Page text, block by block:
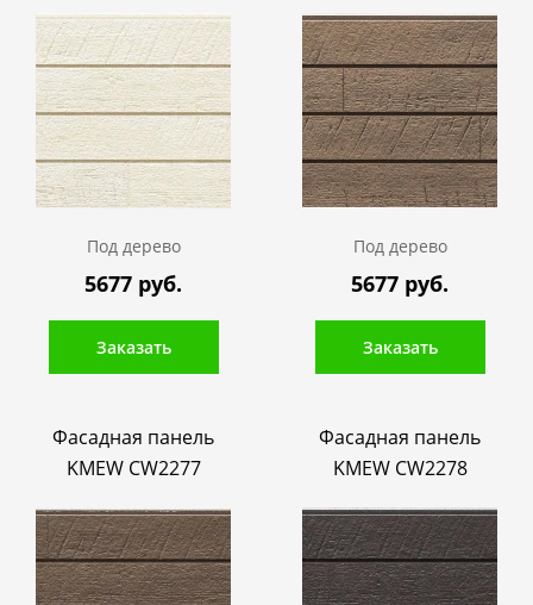
Под дерево
5677 руб.
Заказать
Под дерево
5677 руб.
Заказать
Фасадная панель
KMEW CW2277
Фасадная панель
KMEW CW2278